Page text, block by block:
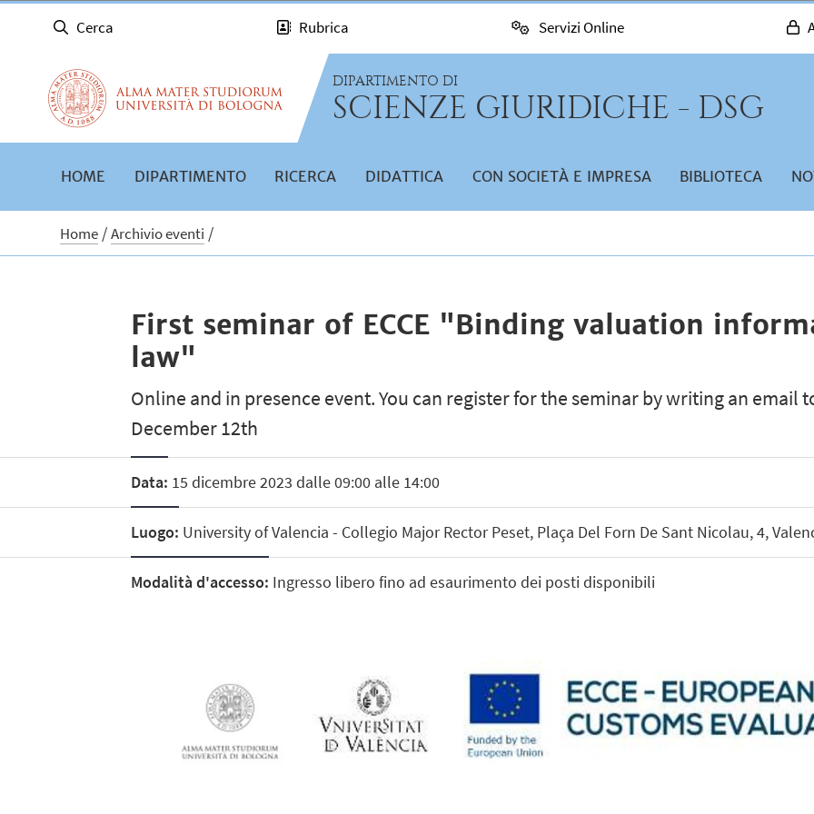
Cerca Rubrica Servizi Online
DIPARTIMENTO DI
SCIENZE GIURIDICHE - DSG
HOME DIPARTIMENTO RICERCA DIDATTICA CON SOCIETÀ E IMPRESA BIBLIOTECA
Home Archivio eventi
First seminar of ECCE "Binding valuation
law"
Online and in presence event. You can register for the seminar by writing an email
December 12th
Data: 15 dicembre 2023 dalle 09:00 alle 14:00
Luogo: University of Valencia - Collegio Major Rector Peset, Plaça Del Forn De Sant Nicolau, 4,
Modalità d'accesso: Ingresso libero fino ad esaurimento dei posti disponibili